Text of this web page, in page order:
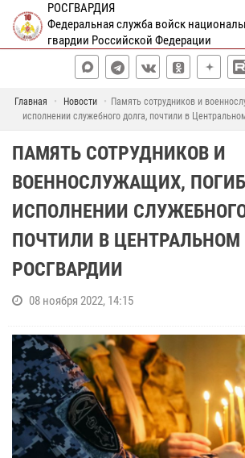
РОСГВАРДИЯ
Федеральная служба войск
гвардии Российской Федерации
Главная Новости
Память сотрудников и
исполнении служебного долга, почтили в
ПАМЯТЬ СОТРУДНИКОВ И
ВОЕННОСЛУЖАЩИХ,
ИСПОЛНЕНИИ
ПОЧТИЛИ В ЦЕНТРАЛЬНОМ
РОСГВАРДИИ
08 ноября 2022, 14:15